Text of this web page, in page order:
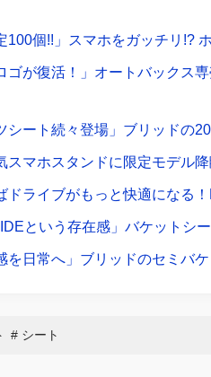
100個!!」スマホをガッチリ!?
ゴが復活！」オートバックス
シート続々登場」ブリッドの
スマホスタンドに限定モデル
ドライブがもっと快適になる
という存在感」バケットシ
を日常へ」ブリッドのセミバ
シート